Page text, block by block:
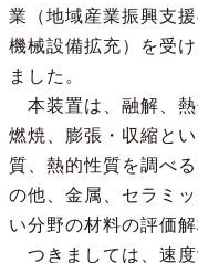
業（地域産業振興支
機械設備拡充）を受
ました。
本装置は、融解、熱
燃焼、膨張・収縮と
質、熱的性質を調べ
の他、金属、セラミ
い分野の材料の評価
つきましては、速度